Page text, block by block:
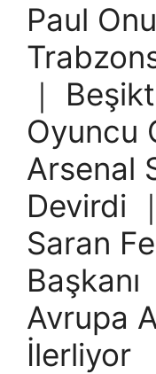
Paul
｜
Oyuncu
Arsenal
Devirdi
Saran
Avrupa
İlerliyor